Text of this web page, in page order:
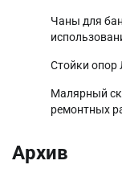
Чаны для
Стойки опор
Малярный
ремонтных
Архив